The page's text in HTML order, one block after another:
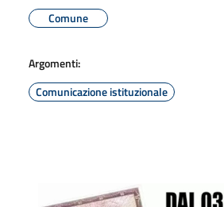
Comune
Argomenti:
Comunicazione istituzionale